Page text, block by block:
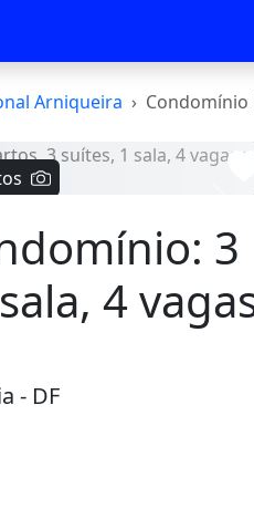
Arniqueira Condomínio
3
4
- DF